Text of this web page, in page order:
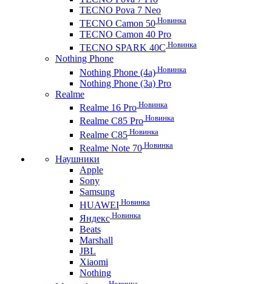
TECNO Pova 7 Neo
TECNO Camon 50 Новинка
TECNO Camon 40 Pro
TECNO SPARK 40C Новинка
Nothing Phone
Nothing Phone (4a) Новинка
Nothing Phone (3a) Pro
Realme
Realme 16 Pro Новинка
Realme C85 Pro Новинка
Realme C85 Новинка
Realme Note 70 Новинка
Наушники
Apple
Sony
Samsung
HUAWEI Новинка
Яндекс Новинка
Beats
Marshall
JBL
Xiaomi
Nothing